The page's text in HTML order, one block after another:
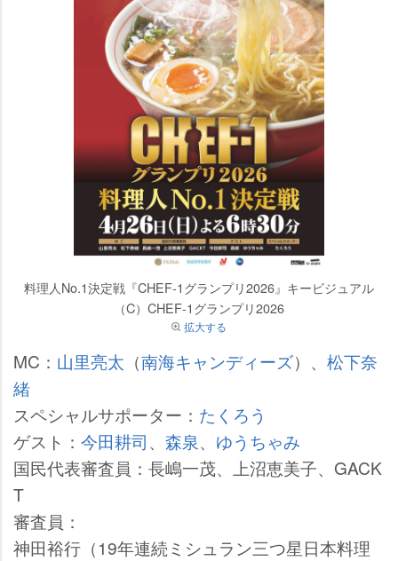
料理人No.1決定戦『CHEF-1グランプリ2026』キービジュアル
（C）CHEF-1グランプリ2026
拡大する
MC： 山里亮太 （南海キャンディーズ）、 松下奈
緒
スペシャルサポーター： たくろう
ゲスト： 今田耕司、 森泉、 ゆうちゃみ
国民代表審査員：長嶋一茂、上沼恵美子、GACK
T
審査員：
神田裕行（19年連続ミシュラン三つ星日本料理